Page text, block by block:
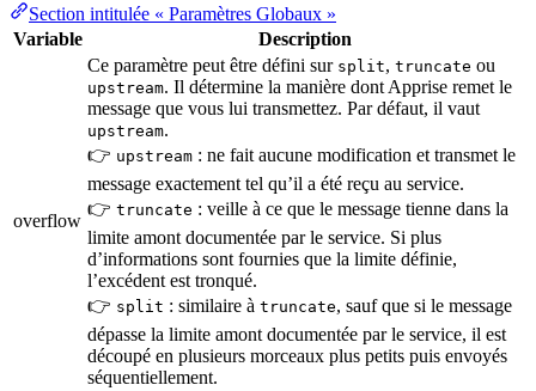
Section intitulée « Paramètres Globaux »
Variable
Description
overflow
Ce paramètre peut être défini sur split, truncate ou
upstream. Il détermine la manière dont Apprise remet le
message que vous lui transmettez. Par défaut, il vaut
upstream.
👉 upstream : ne fait aucune modification et transmet le
message exactement tel qu’il a été reçu au service.
👉 truncate : veille à ce que le message tienne dans la
limite amont documentée par le service. Si plus
d’informations sont fournies que la limite définie,
l’excédent est tronqué.
👉 split : similaire à truncate, sauf que si le message
dépasse la limite amont documentée par le service, il est
découpé en plusieurs morceaux plus petits puis envoyés
séquentiellement.